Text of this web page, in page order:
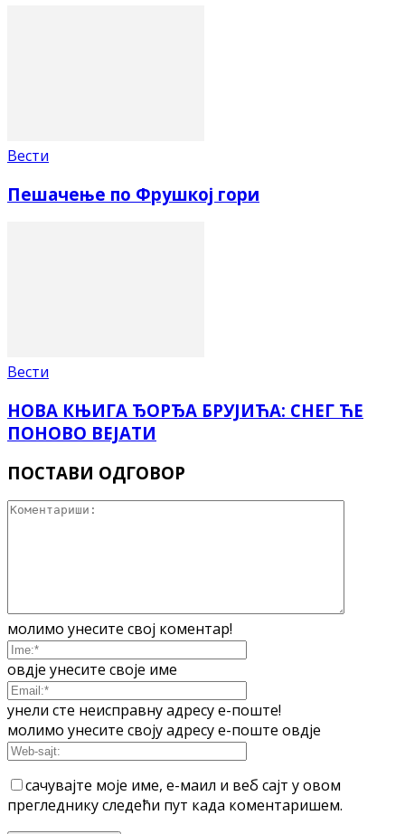
Вести
Пешачење по Фрушкој гори
Вести
НОВА КЊИГА ЂОРЂА БРУЈИЋА: СНЕГ ЋЕ
ПОНОВО ВЕЈАТИ
ПОСТАВИ ОДГОВОР
молимо унесите свој коментар!
овдје унесите своје име
унели сте неисправну адресу е-поште!
молимо унесите своју адресу е-поште овдје
сачувајте моје име, е-маил и веб сајт у овом
прегледнику следећи пут када коментаришем.